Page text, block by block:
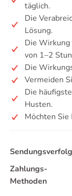
täglich.
Die
Lösung.
Die
von 1–2
Die
Vermeiden
Die
Husten.
Möchten
Zahlungs-
Methoden